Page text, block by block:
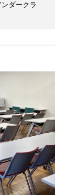
ダークラ